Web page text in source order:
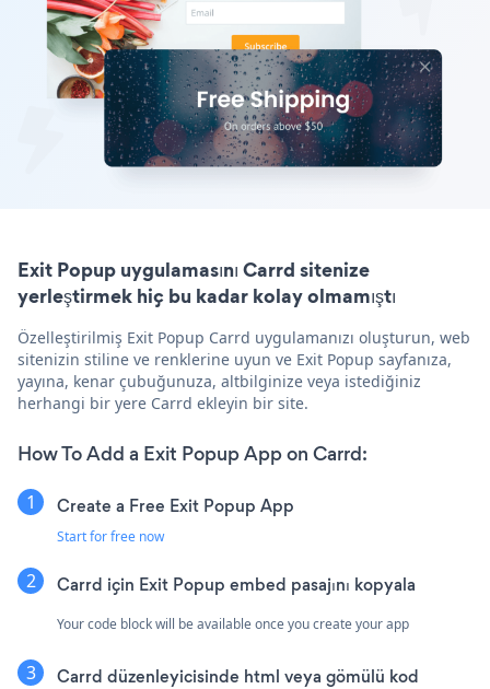
Exit Popup uygulamasını Carrd sitenize
yerleştirmek hiç bu kadar kolay olmamıştı
Özelleştirilmiş Exit Popup Carrd uygulamanızı oluşturun, web
sitenizin stiline ve renklerine uyun ve Exit Popup sayfanıza,
yayına, kenar çubuğunuza, altbilginize veya istediğiniz
herhangi bir yere Carrd ekleyin bir site.
How To Add a Exit Popup App on Carrd:
Create a Free Exit Popup App
Start for free now
Carrd için Exit Popup embed pasajını kopyala
Your code block will be available once you create your app
Carrd düzenleyicisinde html veya gömülü kod